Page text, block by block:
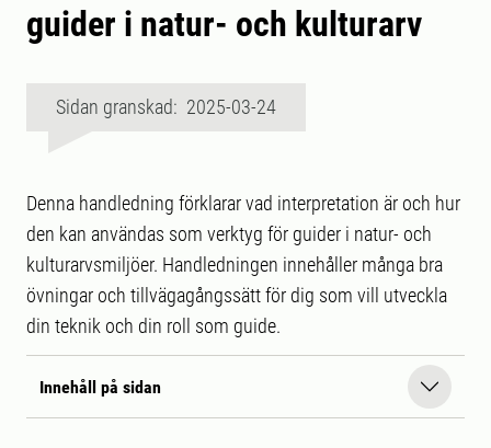
guider i natur- och kulturarv
Sidan granskad: 2025-03-24
Denna handledning förklarar vad interpretation är och hur
den kan användas som verktyg för guider i natur- och
kulturarvsmiljöer. Handledningen innehåller många bra
övningar och tillvägagångssätt för dig som vill utveckla
din teknik och din roll som guide.
Innehåll på sidan